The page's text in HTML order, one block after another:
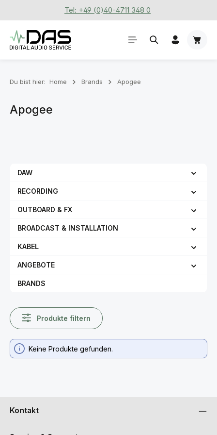
Zum Hauptinhalt springenTel: +49 (0)40-4711 348 0
Du bist hier: Home Brands Apogee
Apogee
DAW
RECORDING
OUTBOARD & FX
BROADCAST & INSTALLATION
KABEL
ANGEBOTE
BRANDS
Produkte filtern
Keine Produkte gefunden.
Kontakt